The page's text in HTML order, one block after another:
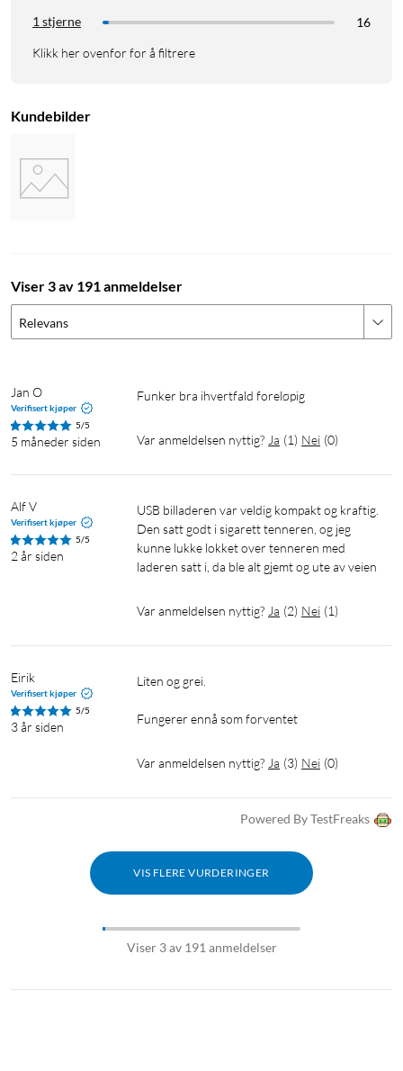
1 stjerne
16
Klikk her ovenfor for å filtrere
Kundebilder
Viser 3 av 191 anmeldelser
Relevans
Jan O
Verifisert kjøper
5/5
5 måneder siden
Funker bra ihvertfald foreløpig
Var anmeldelsen nyttig? Ja (1) Nei (0)
Alf V
Verifisert kjøper
5/5
2 år siden
USB billaderen var veldig kompakt og kraftig.
Den satt godt i sigarett tenneren, og jeg
kunne lukke lokket over tenneren med
laderen satt i, da ble alt gjemt og ute av veien
Var anmeldelsen nyttig? Ja (2) Nei (1)
Eirik
Verifisert kjøper
5/5
3 år siden
Liten og grei.
Fungerer ennå som forventet
Var anmeldelsen nyttig? Ja (3) Nei (0)
Powered By TestFreaks
VIS FLERE VURDERINGER
Viser 3 av 191 anmeldelser